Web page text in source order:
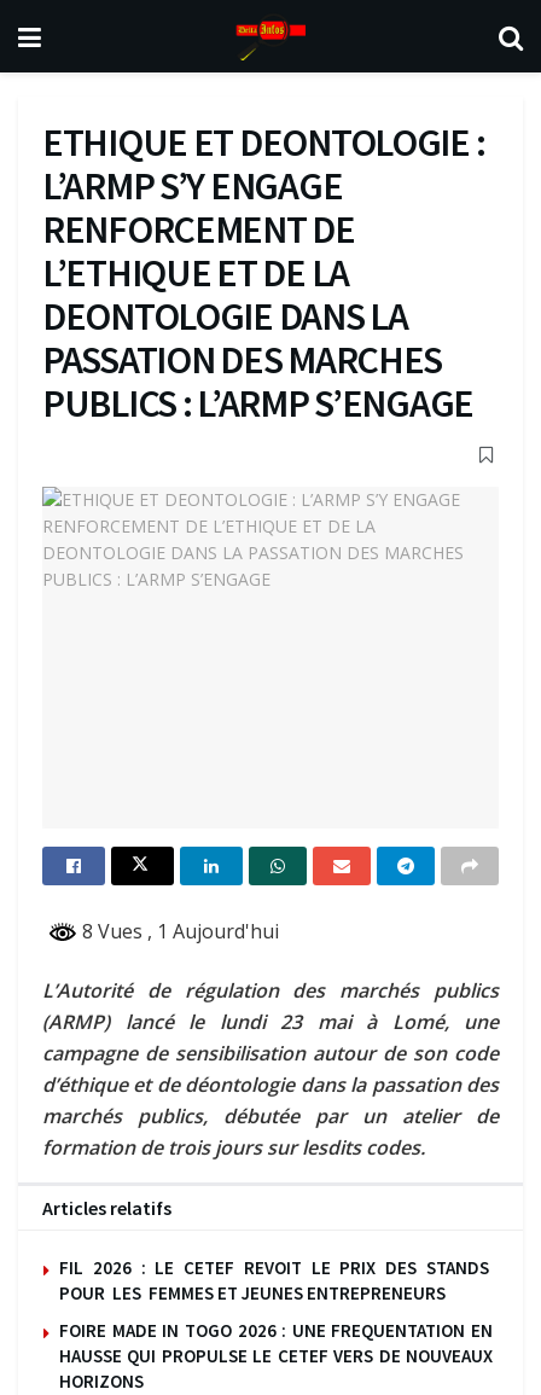
ETHIQUE ET DEONTOLOGIE :
L’ARMP S’Y ENGAGE
RENFORCEMENT DE
L’ETHIQUE ET DE LA
DEONTOLOGIE DANS LA
PASSATION DES MARCHES
PUBLICS : L’ARMP S’ENGAGE
8 Vues , 1 Aujourd'hui
L’Autorité de régulation des marchés publics
(ARMP) lancé le lundi 23 mai à Lomé, une
campagne de sensibilisation autour de son code
d’éthique et de déontologie dans la passation des
marchés publics, débutée par un atelier de
formation de trois jours sur lesdits codes.
Articles relatifs
FIL 2026 : LE CETEF REVOIT LE PRIX DES STANDS
POUR LES FEMMES ET JEUNES ENTREPRENEURS
FOIRE MADE IN TOGO 2026 : UNE FREQUENTATION EN
HAUSSE QUI PROPULSE LE CETEF VERS DE NOUVEAUX
HORIZONS